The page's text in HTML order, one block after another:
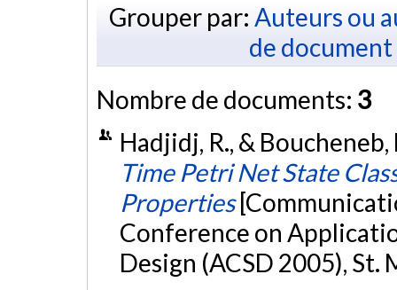
Grouper par: Auteurs ou
de document
Nombre de documents: 3
Hadjidj, R., &
Time Petri Net State
Properties
Conference on
Design (ACSD 2005), St.